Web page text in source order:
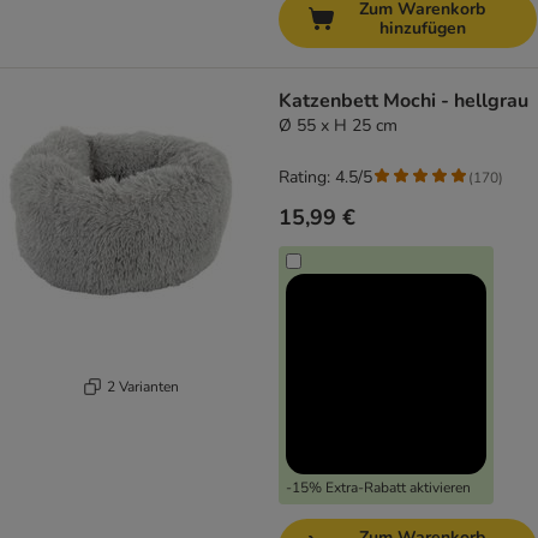
Zum Warenkorb
hinzufügen
2 Varianten
Katzenbett Mochi - hellgrau
Ø 55 x H 25 cm
15,99 €
-15% Extra-Rabatt aktivieren
Rating: 4.5/5 (170)